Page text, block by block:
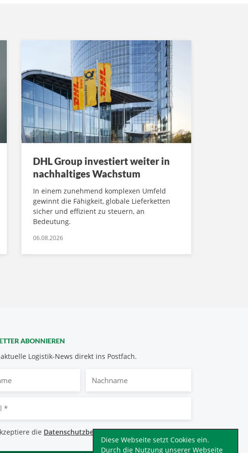
Diese Webseite setzt Cookies ein.
Durch die Nutzung unserer Webseite
DHL Group investiert weiter in
nachhaltiges Wachstum
In einem zunehmend komplexen Umfeld
gewinnt die Fähigkeit, globale Lieferketten
sicher und effizient zu steuern, an
Bedeutung.
06.08.2026
ABONNIEREN
Logistik-News direkt ins Postfach.
die Datenschutzbestimmungen.*